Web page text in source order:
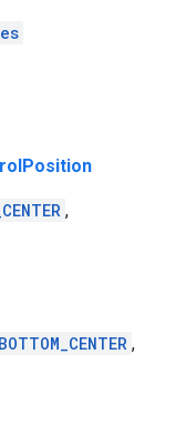
,
BOTTOM_CENTER ,